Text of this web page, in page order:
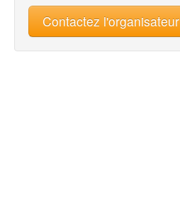
Contactez l'organisateur